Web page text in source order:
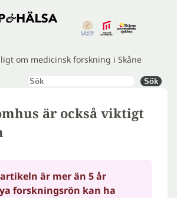
om medicinsk forskning i Skåne
Sök Sök
är också viktigt
är mer än 5 år
forskningsrön kan ha